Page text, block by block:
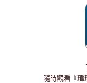
隨時觀看『瑋